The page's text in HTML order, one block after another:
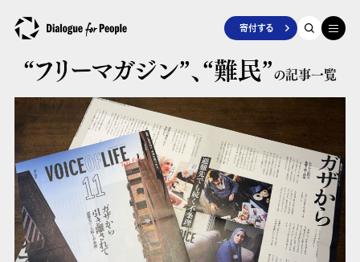
寄付する
“フリーマガジン”、“難民”の記事一覧